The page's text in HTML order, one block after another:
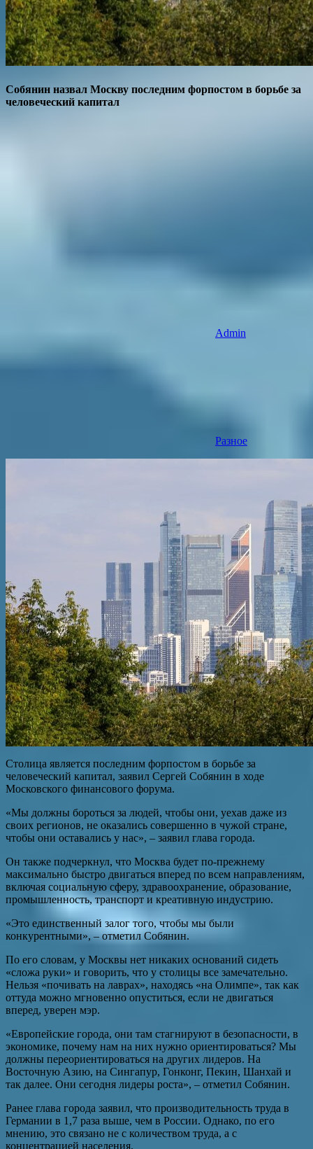
Собянин назвал Москву последним форпостом в борьбе за
человеческий капитал
Admin
Разное
Столица является последним форпостом в борьбе за
человеческий капитал, заявил Сергей Собянин в ходе
Московского финансового форума.
«Мы должны бороться за людей, чтобы они, уехав даже из
своих регионов, не оказались совершенно в чужой стране,
чтобы они оставались у нас», – заявил глава города.
Он также подчеркнул, что Москва будет по-прежнему
максимально быстро двигаться вперед по всем направлениям,
включая социальную сферу, здравоохранение, образование,
промышленность, транспорт и креативную индустрию.
«Это единственный залог того, чтобы мы были
конкурентными», – отметил Собянин.
По его словам, у Москвы нет никаких оснований сидеть
«сложа руки» и говорить, что у столицы все замечательно.
Нельзя «почивать на лаврах», находясь «на Олимпе», так как
оттуда можно мгновенно опуститься, если не двигаться
вперед, уверен мэр.
«Европейские города, они там стагнируют в безопасности, в
экономике, почему нам на них нужно ориентироваться? Мы
должны переориентироваться на других лидеров. На
Восточную Азию, на Сингапур, Гонконг, Пекин, Шанхай и
так далее. Они сегодня лидеры роста», – отметил Собянин.
Ранее глава города заявил, что производительность труда в
Германии в 1,7 раза выше, чем в России. Однако, по его
мнению, это связано не с количеством труда, а с
концентрацией населения.